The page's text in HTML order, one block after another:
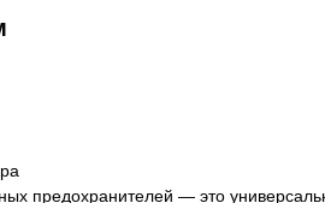
предохранителей — это